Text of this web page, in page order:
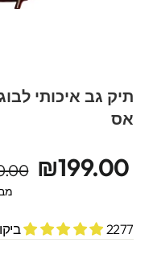
תיק גב איכותי
אס
מחיר
מקורי
מחיר
מבצע
₪199.00
2277 ביקורות